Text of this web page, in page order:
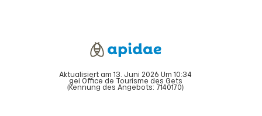
Aktualisiert am 13. Juni 2026 Um 10:34
gei Office de Tourisme des Gets
(Kennung des Angebots: 7140170)